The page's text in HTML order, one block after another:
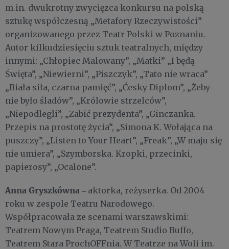
m.in. dwukrotny zwycięzca konkursu na polską
sztukę współczesną „Metafory Rzeczywistości”
organizowanego przez Teatr Polski w Poznaniu.
Autor kilkudziesięciu sztuk teatralnych, między
innymi: „Chłopiec Malowany”, „Matki” „I będą
Święta”, „Niewierni”, „Piszczyk”, „Tato nie wraca”
„Biała siła, czarna pamięć”, „Ćesky Diplom”, „Żeby
nie było śladów”, „Królowie strzelców”,
„Niepodlegli”, „Zabić prezydenta”, „Ginczanka.
Przepis na prostotę życia”, „Simona K. Wołająca na
puszczy”, „Listen to Your Heart”, „Freak”, „W maju się
nie umiera”, „Szymborska. Kropki, przecinki,
papierosy”, „Ocalone”.
Anna Gryszkówna ‒ aktorka, reżyserka. Od 2004
roku w zespole Teatru Narodowego.
Współpracowała ze scenami warszawskimi:
Teatrem Nowym Praga, Teatrem Studio Buffo,
Teatrem Stara ProchOFFnia. W Teatrze na Woli im.